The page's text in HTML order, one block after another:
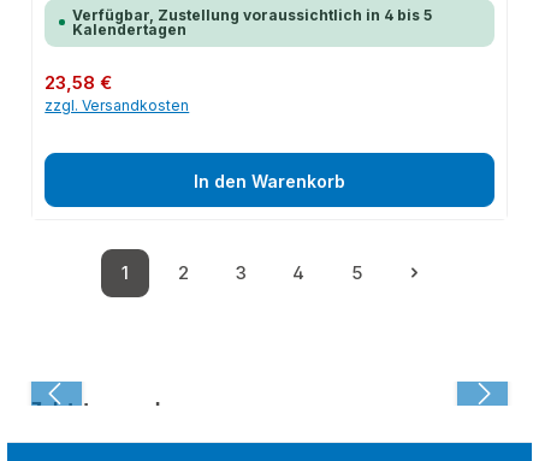
Verfügbar, Zustellung voraussichtlich in 4 bis 5
Kalendertagen
Regulärer Preis:
23,58 €
zzgl. Versandkosten
In den Warenkorb
Seite
1
Seite
2
Seite
3
Seite
4
Seite
5
Zuletzt angesehen: